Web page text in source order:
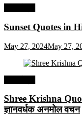
Sunset Quotes in
May 27, 2024May 27,
Shree Krishna
ज्ञानवर्धक अनमोल वचन